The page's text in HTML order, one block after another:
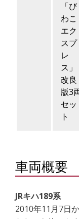
「び
わこ
エク
スプ
レ
ス」
改良
版3
セッ
ト
車両概要
JRキハ189系
2010年11月7日